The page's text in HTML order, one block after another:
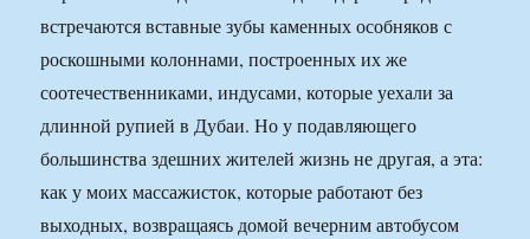
встречаются вставные зубы каменных особняков с
роскошными колоннами, построенных их же
соотечественниками, индусами, которые уехали за
длинной рупией в Дубаи. Но у подавляющего
большинства здешних жителей жизнь не другая, а эта:
как у моих массажисток, которые работают без
выходных, возвращаясь домой вечерним автобусом